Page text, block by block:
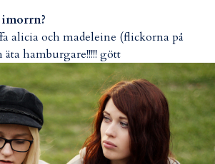
alicia och madeleine (flickorna på
hamburgare!!!!! gött